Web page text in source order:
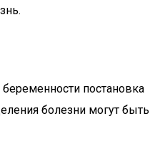
постановка
болезни могут быть